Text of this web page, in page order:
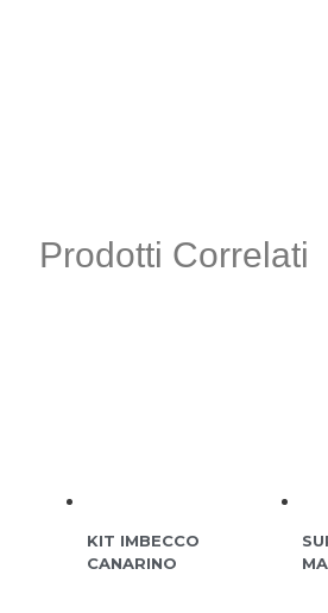
Prodotti Correlati
KIT IMBECCO
CANARINO